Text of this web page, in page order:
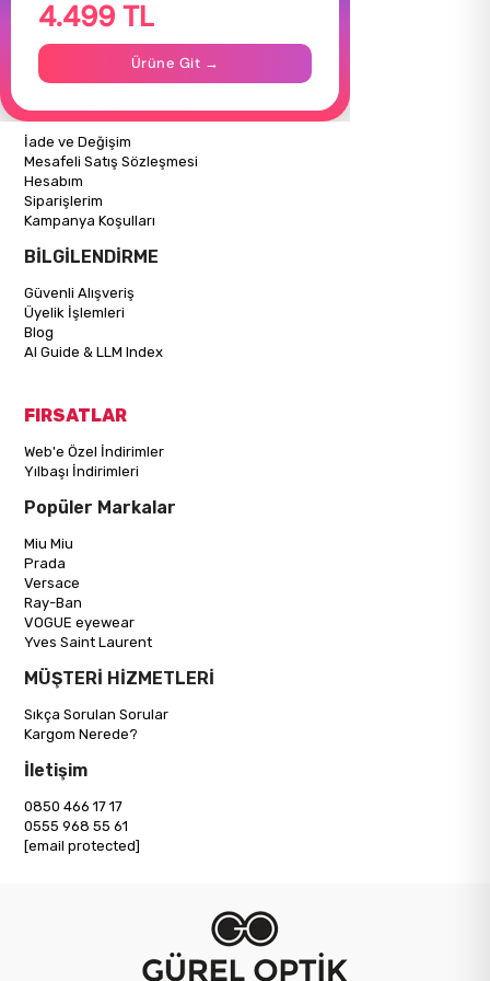
Hakkımızda
Gizlilik Politikası
İletişim
Mağazalarımız
ALIŞVERİŞ BİLGİLERİ
İade ve Değişim
Mesafeli Satış Sözleşmesi
Hesabım
Siparişlerim
Kampanya Koşulları
BİLGİLENDİRME
Güvenli Alışveriş
Üyelik İşlemleri
Blog
AI Guide & LLM Index
FIRSATLAR
Web'e Özel İndirimler
Yılbaşı İndirimleri
Popüler Markalar
Miu Miu
Prada
Versace
Ray-Ban
VOGUE eyewear
Yves Saint Laurent
MÜŞTERİ HİZMETLERİ
Sıkça Sorulan Sorular
Kargom Nerede?
İletişim
0850 466 17 17
0555 968 55 61
[email protected]
4.499 TL
Ürüne Git →